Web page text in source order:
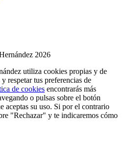
2026
utiliza cookies propias y de
respetar tus preferencias de
de cookies encontrarás más
o pulsas sobre el botón
aceptas su uso. Si por el contrario
"Rechazar" y te indicaremos cómo